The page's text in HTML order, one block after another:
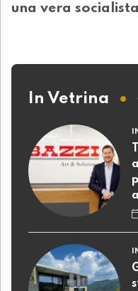
una vera
In Vetrina